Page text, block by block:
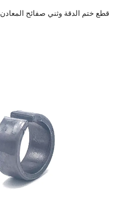
قطع ختم الدقة وثني صفائح المعادن vendors metal